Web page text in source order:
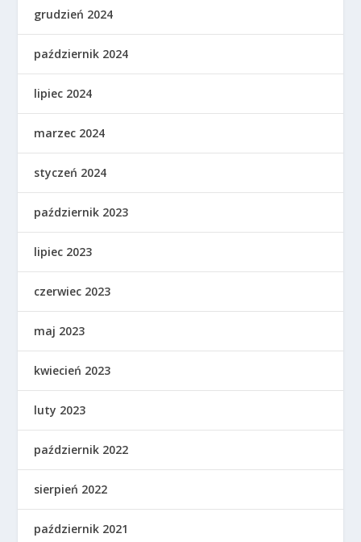
grudzień 2024
październik 2024
lipiec 2024
marzec 2024
styczeń 2024
październik 2023
lipiec 2023
czerwiec 2023
maj 2023
kwiecień 2023
luty 2023
październik 2022
sierpień 2022
październik 2021